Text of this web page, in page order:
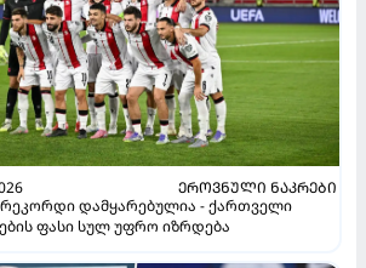
ᲔᲠᲝᲕᲜᲣᲚᲘ ᲜᲐᲙᲠᲔᲑᲘ
დამყარებულია - ქართველი
ფასი სულ უფრო იზრდება